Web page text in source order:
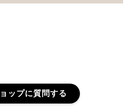
ップに質問する